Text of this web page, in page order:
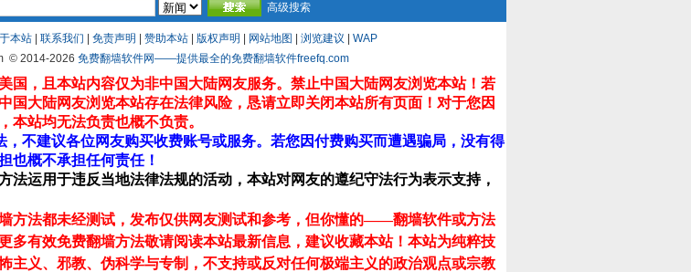
高级搜索
本站 联系我们 免责声明 赞助本站 版权声明 网站地图 浏览建议
WAP
© 2014-2026 免费翻墙软件网——提供最全的免费翻墙软件freefq.com
国，且本站内容仅为非中国大陆网友服务。禁止中国大陆网友浏览本站！若
国大陆网友浏览本站存在法律风险，恳请立即关闭本站所有页面！对于您因
本站均无法负责也概不负责。
不建议各位网友购买收费账号或服务。若您因付费购买而遭遇骗局，没有得
也概不承担任何责任！
运用于违反当地法律法规的活动，本站对网友的遵纪守法行为表示支持，
方法都未经测试，发布仅供网友测试和参考，但你懂的——翻墙软件或方法
有效免费翻墙方法敬请阅读本站最新信息，建议收藏本站！ 本站为纯粹技
主义、邪教、伪科学与专制，不支持或反对任何极端主义的政治观点或宗教